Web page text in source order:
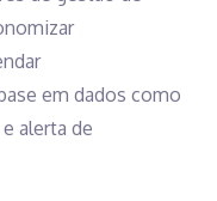
em dados como
alerta de